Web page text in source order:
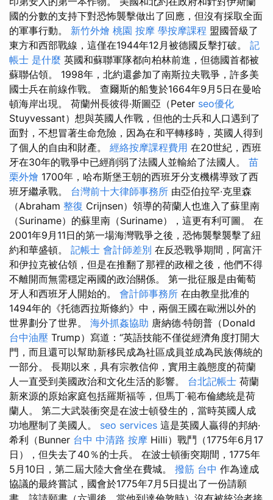
國的分數的支持下對恐怖襲擊做出了回應，但沒有採取全面
的軍事行動。 新竹外燴 桃園 按摩 學按摩課程 盟國晉級了
東方和西部戰線，這僅在1944年12月被德國反擊打破。 記
帳士 是什麼 英國和蘇聯軍隊都向柏林前進，但德國首都被
蘇聯佔領。 1998年，北約還參加了南斯拉夫戰爭，許多美
國士兵在前線作戰。 查爾斯的船隻於1664年9月5日在曼哈
頓海岸出現。 荷蘭州長彼得·斯圖亞（Peter seo優化
Stuyvessant）想與英國人作戰，但他的士兵和人口遇到了
面對，不想冒著生命危險，因為在和平轉移時，英國人得到
了個人的自由和財產。 經絡按摩課程費用 在20世紀，西班
牙在30年的戰爭中已經削弱了法國人並輸給了法國人。 苗
栗外燴 1700年，哈布斯堡王朝的西班牙分支機構導致了西
班牙繼承戰。 台灣前十大律師事務所 由亞伯拉罕·克里森
（Abraham 整復 Crijnsen）領導的荷蘭人也進入了蘇里南
（Suriname）的蘇里南（Suriname），這更有利可圖。 在
2001年9月11日的第一場海灣戰爭之後，恐怖襲擊襲擊了紐
約和華盛頓。 記帳士 會計師差別 在反恐戰爭期間，阿富汗
和伊拉克被佔領，但是在推翻了那裡的政權之後，他們不得
不離開而無需穩定兩國的政治關係。 第一批征服是由葡萄
牙人和西班牙人開始的。 會計師事務所 在由教皇批准的
1494年的《托德西拉斯條約》中，兩個王國在歐洲以外的
世界劃分了世界。 海外抓姦協助 唐納德·特朗普（Donald
台中油壓 Trump）寫道：“英語技能不僅從經濟角度打開大
門，而且還可以幫助新移民成為社區成員並成為民族傳統的
一部分。 長期以來，具有宗教信仰，實用主義態度的荷蘭
人一直受到美國政治和文化生活的影響。 台北記帳士 荷蘭
新來源的原始家庭包括羅斯福等，但馬丁·範布倫總統是荷
蘭人。 第二大武裝衝突是在波士頓發生的，當時英國人成
功地壓制了美國人。 seo services 這是英國人贏得的邦納·
希利（Bunner 台中 中清路 按摩 Hilli）戰鬥（1775年6月17
日），但失去了40％的士兵。 在波士頓衝突期間，1775年
5月10日，第二屆大陸大會坐在費城。 撥筋 台中 作為達成
協議的最終嘗試，國會於1775年7月5日提出了一份請願